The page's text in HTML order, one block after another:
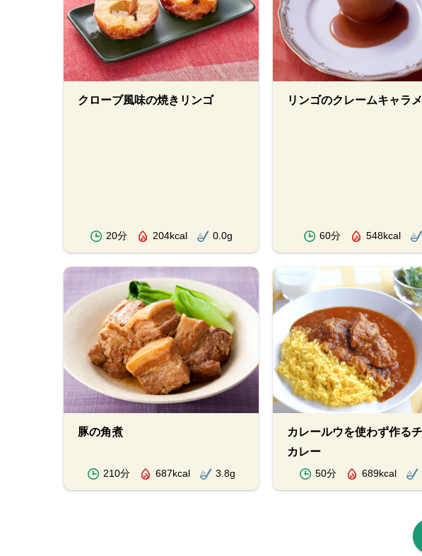
クローブ風味の焼きリンゴ
20分 204kcal 0.0g
リンゴのクレームキャラ
60分 548kcal
豚の角煮
210分 687kcal 3.8g
カレールウを使わず作る
カレー
50分 689kcal